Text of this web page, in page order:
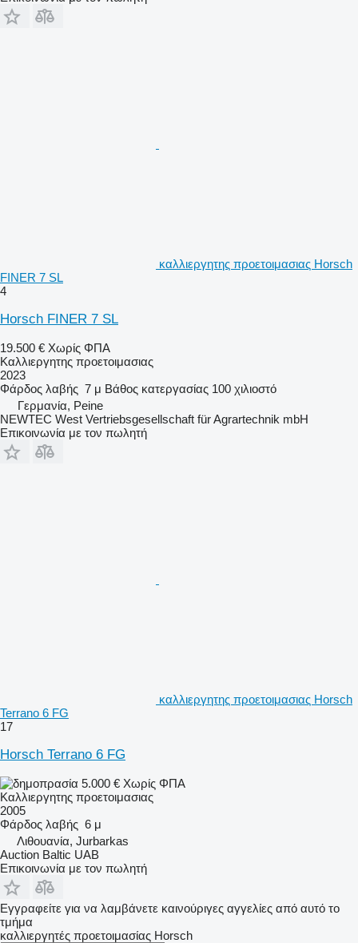
καλλιεργητης προετοιμασιας Horsch
FINER 7 SL
4
Horsch FINER 7 SL
19.500 € Χωρίς ΦΠΑ
Καλλιεργητης προετοιμασιας
2023
Φάρδος λαβής 7 μ Βάθος κατεργασίας 100 χιλιοστό
Γερμανία, Peine
NEWTEC West Vertriebsgesellschaft für Agrartechnik mbH
Επικοινωνία με τον πωλητή
καλλιεργητης προετοιμασιας Horsch
Terrano 6 FG
17
Horsch Terrano 6 FG
5.000 € Χωρίς ΦΠΑ
Καλλιεργητης προετοιμασιας
2005
Φάρδος λαβής 6 μ
Λιθουανία, Jurbarkas
Auction Baltic UAB
Επικοινωνία με τον πωλητή
Εγγραφείτε για να λαμβάνετε καινούριγες αγγελίες από αυτό το
τμήμα
καλλιεργητές προετοιμασίας Horsch